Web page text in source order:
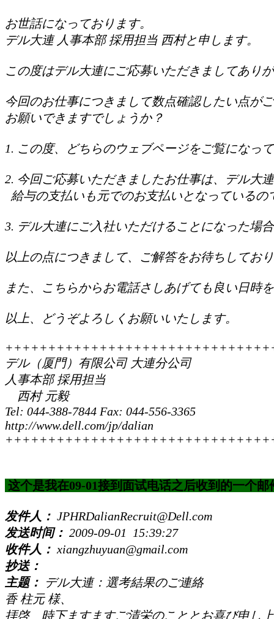
お世話になっております。
デル大連 人事本部 採用担当 西村と申します。
この度はデル大連にご応募いただきましてありが
今回のお仕事につきまして数点確認したい点が
お願いできますでしょうか？
1. この度、どちらのウェブページをご覧になっ
2. 今回ご応募いただきましたお仕事は、デル大
給与の支払いも元でのお支払いとなっている
3. デル大連にご入社いただけることになった場
以上の点につきまして、ご解答をお待ちしており
また、こちらからお電話さしあげても良い日時
以上、どうぞよろしくお願いいたします。
デル（厦門）有限公司 大連分公司
人事本部 採用担当
西村 元毅
Tel: 044-388-7844 Fax: 044-556-3365
http://www.dell.com/jp/dalian
这个是我在09-01接到面试电话之后收到的一个邮
发件人： JPHRDalianRecruit@Dell.com
发送时间： 2009-09-01 15:39:27
收件人： xiangzhuyuan@gmail.com
抄送：
主题： デル大連：選考結果のご連絡
香 柱元 様、
拝啓 時下ますますご清栄のこととお喜び申し上